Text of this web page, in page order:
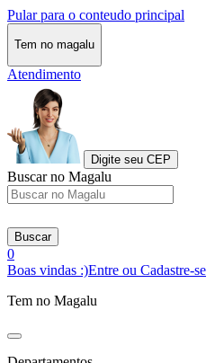
Pular para o conteudo principal
Tem no magalu
Atendimento
Digite seu CEP
Buscar no Magalu
Buscar
0
Boas vindas :)Entre ou Cadastre-se
Tem no Magalu